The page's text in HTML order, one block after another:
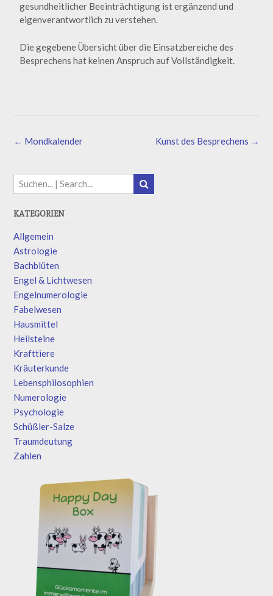
gesundheitlicher Beeinträchtigung ist ergänzend und
eigenverantwortlich zu verstehen.
Die gegebene Übersicht über die Einsatzbereiche des
Besprechens hat keinen Anspruch auf Vollständigkeit.
Kunst des Besprechens →
← Mondkalender
KATEGORIEN
Allgemein
Astrologie
Bachblüten
Engel & Lichtwesen
Engelnumerologie
Fabelwesen
Hausmittel
Heilsteine
Krafttiere
Kräuterkunde
Lebensphilosophien
Numerologie
Psychologie
Schüßler-Salze
Traumdeutung
Zahlen